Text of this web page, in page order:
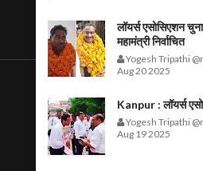
लॉयर्स एसोसिएशन
महामंत्री निर्वाचित
Yogesh Tripathi
Aug 20 2025
Kanpur : लॉयर्स
Yogesh Tripathi
Aug 19 2025